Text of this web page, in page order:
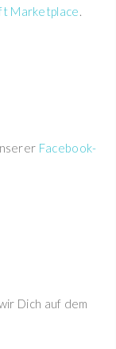
Marketplace.
Facebook-
Dich auf dem